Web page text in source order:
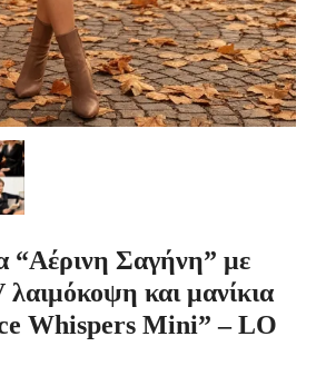
“Αέρινη Σαγήνη” με
λαιμόκοψη και μανίκια
Whispers Mini” – LO